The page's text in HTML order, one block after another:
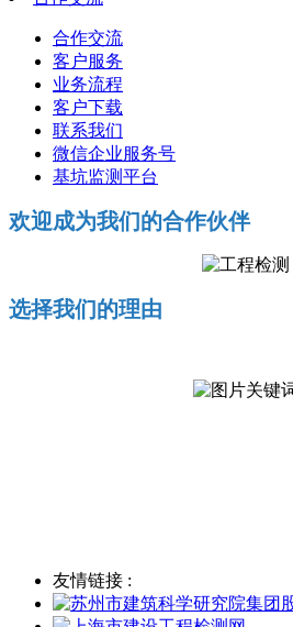
合作交流
客户服务
业务流程
客户下载
联系我们
微信企业服务号
基坑监测平台
欢迎成为我们的合作伙伴
选择我们的理由
友情链接 :